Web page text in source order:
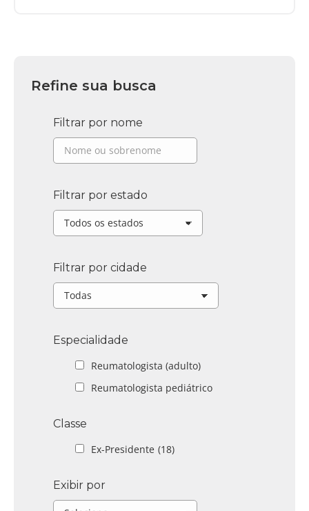
Refine sua busca
Filtrar por nome
Filtrar por estado
Filtrar por cidade
Especialidade
Reumatologista (adulto)
Reumatologista pediátrico
Classe
Ex-Presidente (18)
Exibir por